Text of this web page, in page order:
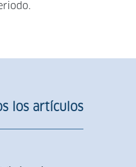
los artículos